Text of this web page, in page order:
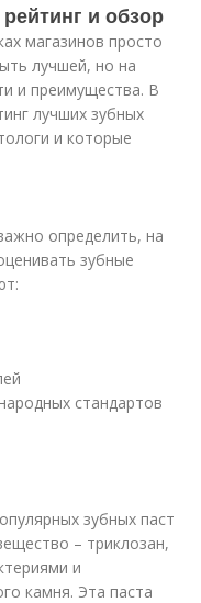
и обзор
магазинов просто
лучшей, но на
и преимущества. В
лучших зубных
и которые
определить, на
зубные
стандартов
зубных паст
– триклозан,
и
камня. Эта паста